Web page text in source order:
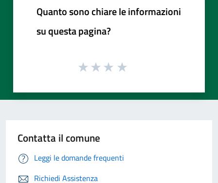
Quanto sono chiare le informazioni
su questa pagina?
Contatta il comune
Leggi le domande frequenti
Richiedi Assistenza